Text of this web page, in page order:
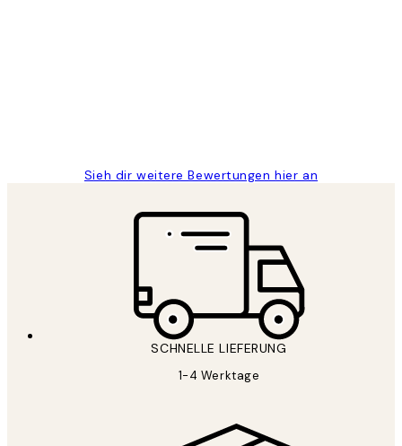
Sieh dir weitere Bewertungen hier an
SCHNELLE LIEFERUNG
1-4 Werktage